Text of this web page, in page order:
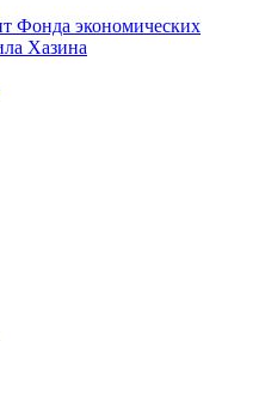
Фонда экономических
Хазина